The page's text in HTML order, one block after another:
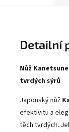
Detailní
Nůž
tvrdých sýrů
Japonský nůž
efektivitu a
těch tvrdých.